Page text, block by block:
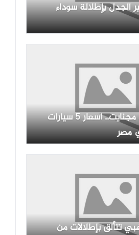
بإطلالة سوداء
بعد طرح نيسان مجنايت.. أسعار 5 سيارات
تتألق بإطلالات من